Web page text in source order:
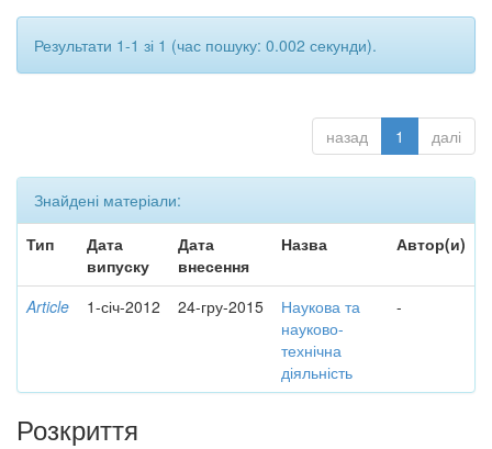
Результати 1-1 зі 1 (час пошуку: 0.002 секунди).
назад 1 далі
Знайдені матеріали:
Тип
Дата
випуску
Дата
внесення
Назва Автор(и)
Article 1-січ-2012 24-гру-2015
Наукова та
науково-
технічна
діяльність
-
Розкриття